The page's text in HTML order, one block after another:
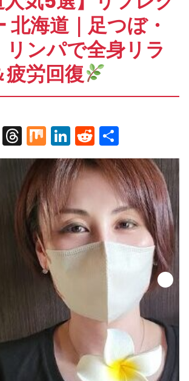
北海道｜足つぼ・
ンパで全身リラ
疲労回復
Facebook
Threads
MixLinkedIn
Reddit
有